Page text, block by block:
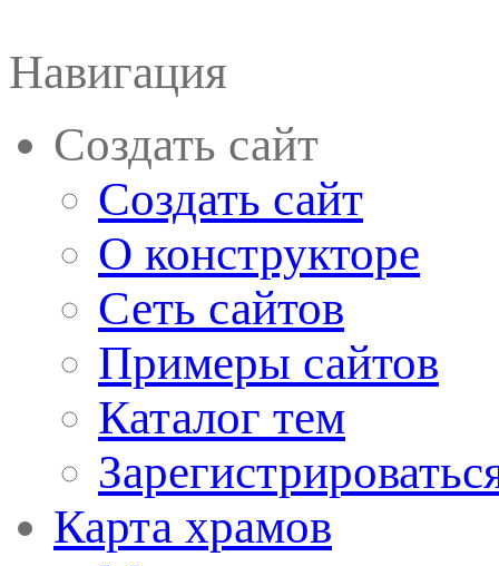
Навигация
Создать сайт
Создать сайт
О конструкторе
Сеть сайтов
Примеры сайтов
Каталог тем
Карта храмов